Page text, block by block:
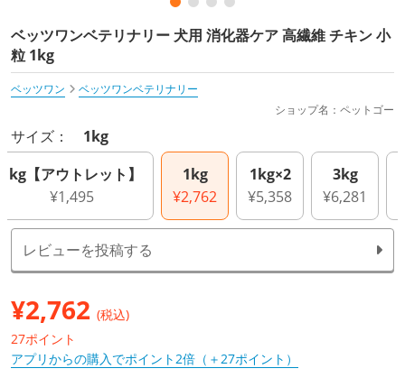
ベッツワンベテリナリー 犬用 消化器ケア 高繊維 チキン 小
粒 1kg
ベッツワン
ベッツワンベテリナリー
ショップ名：ペットゴー
サイズ： 1kg
1kg【アウトレット】
¥1,495
1kg
¥2,762
1kg×2
¥5,358
3kg
¥6,281
レビューを投稿する
¥2,762 (税込)
27ポイント
アプリからの購入でポイント2倍（＋27ポイント）